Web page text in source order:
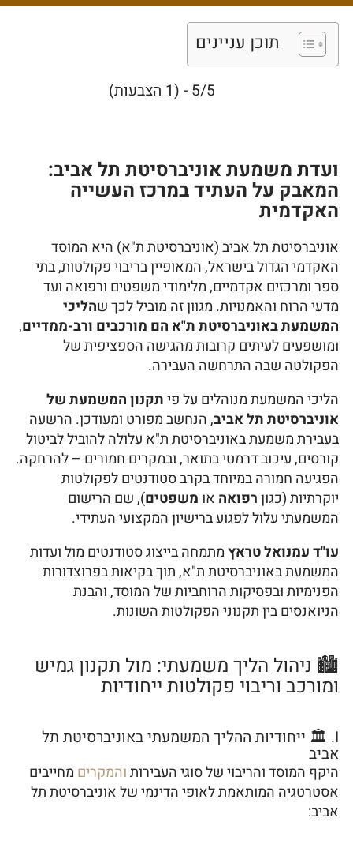
האקדמית
תוכן עניינים
5/5 - (1 הצבעות)
ועדת משמעת אוניברסיטת תל אביב:
המאבק על העתיד במרכז העשייה
האקדמית
אוניברסיטת תל אביב (אוניברסיטת ת"א) היא המוסד
האקדמי הגדול בישראל, המאופיין בריבוי פקולטות, בתי
ספר ומרכזים אקדמיים, מלימודי משפטים ורפואה ועד
מדעי הרוח והאמנויות. מגוון זה מוביל לכך שהליכי
המשמעת באוניברסיטת ת"א הם מורכבים ורב-ממדיים,
ומושפעים לעיתים קרובות מהגישה הספציפית של
הפקולטה שבה התרחשה העבירה.
הליכי המשמעת מנוהלים על פיתקנון המשמעת של
אוניברסיטת תל אביב, הנחשב מפורט ומעודכן. הרשעה
בעבירת משמעת באוניברסיטת ת"א עלולה להוביל לביטול
קורסים, עיכוב דרמטי בתואר, ובמקרים חמורים – להרחקה.
הפגיעה חמורה במיוחד בקרב סטודנטים לפקולטות
יוקרתיות (כגוןרפואה אומשפטים), שם הרישום
המשמעתי עלול לפגוע ברישיון המקצועי העתידי.
עו"ד עמנואל טראץמתמחה בייצוג סטודנטים מול ועדות
המשמעת באוניברסיטת ת"א, תוך בקיאות בפרוצדורות
הפנימיות ובפסיקות הרוחביות של המוסד, והבנת
הניואנסים בין תקנוני הפקולטות השונות.
🏙️ ניהול הליך משמעתי: מול תקנון גמיש
ומורכב וריבוי פקולטות ייחודיות
I. 🏛️ ייחודיות ההליך המשמעתי באוניברסיטת תל
אביב
היקף המוסד והריבוי של סוגי העבירותוהמקרים מחייבים
אסטרטגיה המותאמת לאופי הדינמי של אוניברסיטת תל
אביב: